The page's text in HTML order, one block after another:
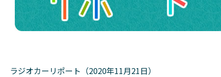
ラジオカーリポート（2020年11月21日）